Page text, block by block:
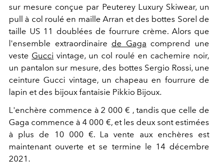
sur mesure conçue par Peuterey Luxury Skiwear, un
pull à col roulé en maille Arran et des bottes Sorel de
taille US 11 doublées de fourrure crème. Alors que
l'ensemble extraordinaire de Gaga comprend une
veste Gucci vintage, un col roulé en cachemire noir,
un pantalon sur mesure, des bottes Sergio Rossi, une
ceinture Gucci vintage, un chapeau en fourrure de
lapin et des bijoux fantaisie Pikkio Bijoux.
L'enchère commence à 2 000 € , tandis que celle de
Gaga commence à 4 000 €, et les deux sont estimées
à plus de 10 000 €. La vente aux enchères est
maintenant ouverte et se termine le 14 décembre
2021.